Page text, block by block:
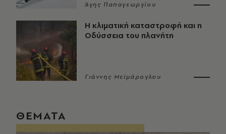
Άγης Παπαγεωργίου
Η κλιματική καταστροφή και η
Οδύσσεια του πλανήτη
Γιάννης Μεϊμάρογλου
ΘΕΜΑΤΑ